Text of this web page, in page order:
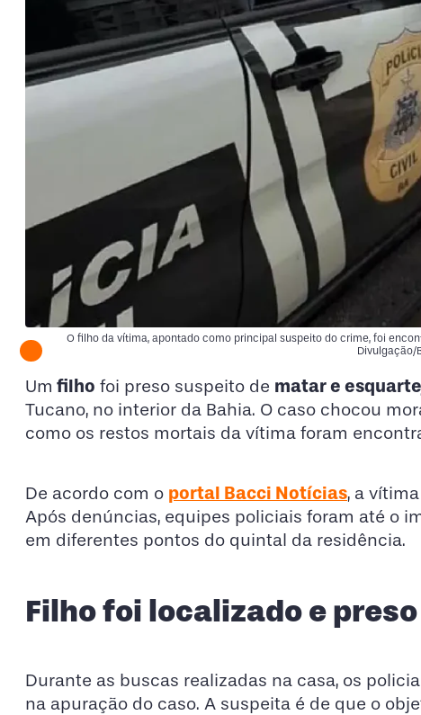
O filho da vítima, apontado como principal suspeito do crime, foi
Divulgação/
Um filho foi preso suspeito de matar e
Tucano, no interior da Bahia. O caso chocou
como os restos mortais da vítima foram
De acordo com o portal Bacci Notícias, a
Após denúncias, equipes policiais foram até o
em diferentes pontos do quintal da residência.
Filho foi localizado e
Durante as buscas realizadas na casa, os
na apuração do caso. A suspeita é de que o